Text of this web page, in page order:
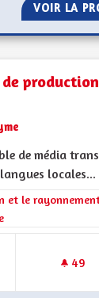
VOIR LA
de média
locales...
catégorie : La
et le
49